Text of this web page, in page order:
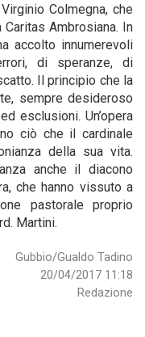
Colmegna, che
Ambrosiana. In
accolto innumerevoli
di speranze, di
Il principio che la
sempre desideroso
esclusioni. Un’opera
ciò che il cardinale
della sua vita.
anche il diacono
che hanno vissuto a
pastorale proprio
Martini.
Gubbio/Gualdo Tadino
20/04/2017 11:18
Redazione